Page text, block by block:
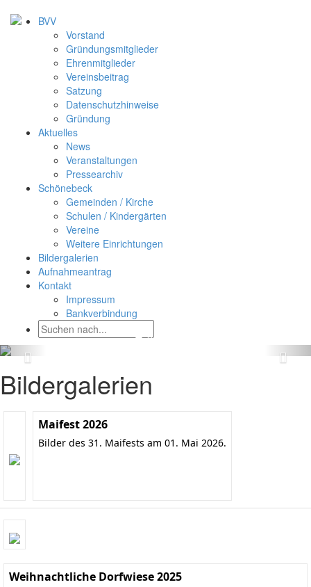
BVV
Vorstand
Gründungsmitglieder
Ehrenmitglieder
Vereinsbeitrag
Satzung
Datenschutzhinweise
Gründung
Aktuelles
News
Veranstaltungen
Pressearchiv
Schönebeck
Gemeinden / Kirche
Schulen / Kindergärten
Vereine
Weitere Einrichtungen
Bildergalerien
Aufnahmeantrag
Kontakt
Impressum
Bankverbindung
Bildergalerien
Maifest 2026
Bilder des 31. Maifests am 01. Mai 2026.
Weihnachtliche Dorfwiese 2025